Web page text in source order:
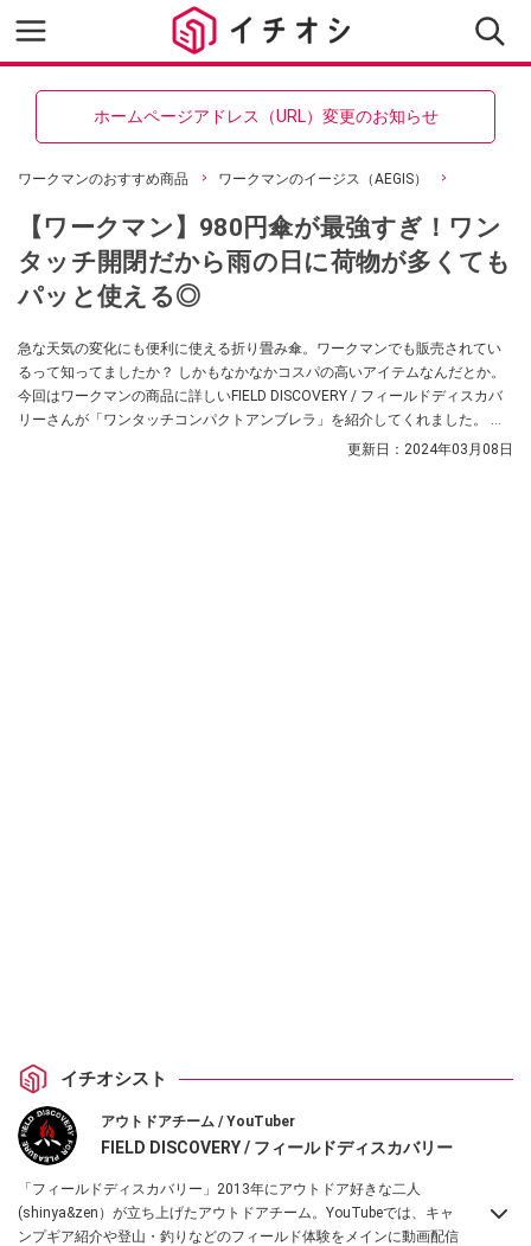
ホームページアドレス（URL）変更のお知らせ
ワークマンのおすすめ商品 ワークマンのイージス（AEGIS）
【ワークマン】980円傘が最強すぎ！ワン
タッチ開閉だから雨の日に荷物が多くても
パッと使える◎
急な天気の変化にも便利に使える折り畳み傘。ワークマンでも販売されてい
るって知ってましたか？ しかもなかなかコスパの高いアイテムなんだとか。
今回はワークマンの商品に詳しいFIELD DISCOVERY / フィールドディスカバ
リーさんが「ワンタッチコンパクトアンブレラ」を紹介してくれました。 ぜ
更新日： 2024年03月08日
イチオシスト
アウトドアチーム / YouTuber
FIELD DISCOVERY / フィールドディスカバリー
「フィールドディスカバリー」2013年にアウトドア好きな二人
(shinya&zen）が立ち上げたアウトドアチーム。YouTubeでは、キャ
ンプギア紹介や登山・釣りなどのフィールド体験をメインに動画配信